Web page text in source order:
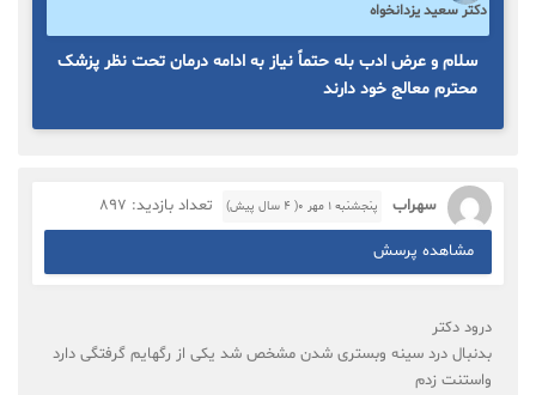
دکتر سعید یزدانخواه
سلام و عرض ادب بله حتماً نیاز به ادامه درمان تحت نظر پزشک
محترم معالج خود دارند
سهراب پنجشنبه ۱ مهر ۰( 4 سال پیش) تعداد بازدید: 897
مشاهده پرسش
درود دکتر
بدنبال درد سینه وبستری شدن مشخص شد یکی از رگهایم گرفتگی دارد
واستنت زدم